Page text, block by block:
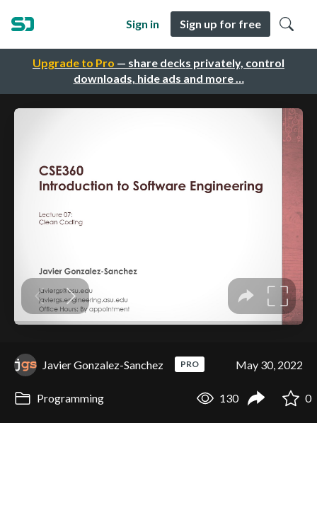
Upgrade to Pro — share decks privately, control
downloads, hide ads and more …
Sign in Sign up for free
Javier Gonzalez-Sanchez PRO May 30, 2022
Programming 130 0